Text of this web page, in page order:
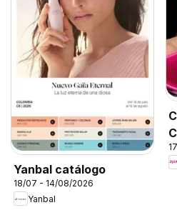
Yanbal catálogo
18/07 - 14/08/2026
Yanbal